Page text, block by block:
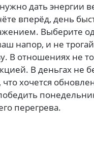
дать энергии
вперёд, день
Выберите
напор, и не
В отношениях не
В деньгах не
хочется
перегрева.